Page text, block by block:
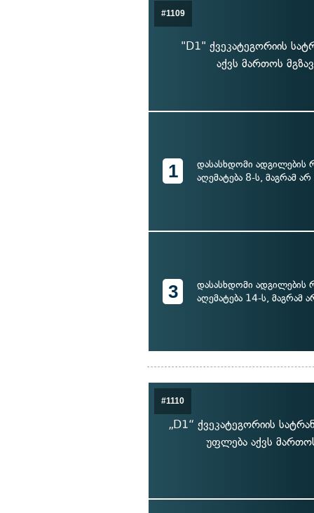
#1109
"D1" ქვეკატეგორიის
აქვს მართოს
1
დასასხდომი ადგილების
აღემატება 8-ს, მაგრამ
3
დასასხდომი ადგილების
აღემატება 14-ს, მაგრამ
#1110
„D1“ ქვეკატეგორიის
უფლება აქვს